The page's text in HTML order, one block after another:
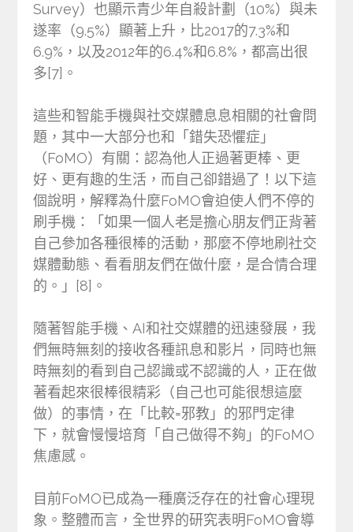
Survey）也顯示青少年自殺計劃（10%）與未
遂率（9.5%）顯著上升，比2017的7.3%和
6.9%，以及2012年的6.4%和6.8%，都高出很
多[7]。
這些和智能手機與社交媒體息息相關的社會問
題，其中一大部分也和「錯失恐懼症」
（FoMO）有關：認為他人正過著更棒、更
好、更有趣的生活，而自己卻錯過了！以下這
個說明，解釋為什麼FoMO會迫使人們不停的
刷手機：「如果一個人老是擔心朋友們正背著
自己參加各種很棒的活動，那麼不停地刷社交
媒體動態、看看朋友們在做什麼，是合情合理
的。」[8]。
隨著智能手機、AI和社交媒體的迅速發展，我
們無時無刻的接收各種訊息和影片，同時也無
時無刻的看到自己認識或不認識的人，正在做
著看起來很棒很精彩（自己也可能很想這麼
做）的事情，在「比較=邪教」的邪門定律
下，就會慢慢培育「自己做得不夠」的FoMO
焦慮感。
目前FoMO已成為一種廣泛存在的社會心理現
象。整體而言，全世界的研究表明FoMO會導